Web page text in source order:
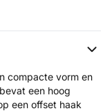
compacte vorm en
een hoog
een offset haak